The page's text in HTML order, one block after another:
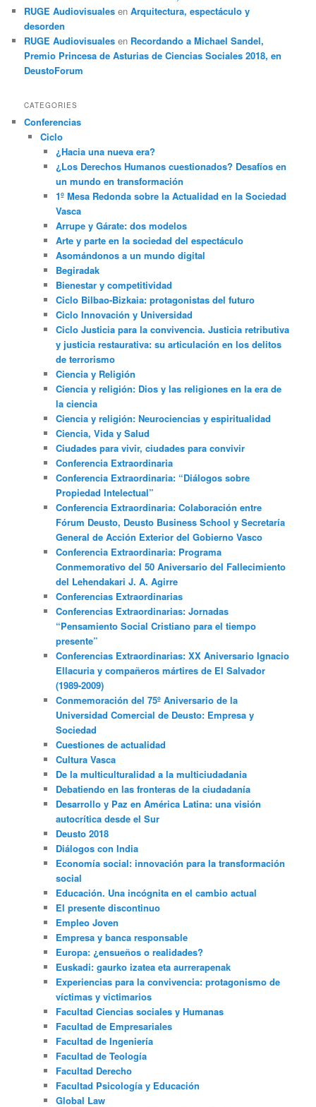
RUGE Audiovisuales enArquitectura, espectáculo y
desorden
RUGE Audiovisuales en Recordando a Michael Sandel,
Premio Princesa de Asturias de Ciencias Sociales 2018, en
DeustoForum
CATEGORIES
Conferencias
Ciclo
¿Hacia una nueva era?
¿Los Derechos Humanos cuestionados? Desafíos en
un mundo en transformación
1º Mesa Redonda sobre la Actualidad en la Sociedad
Vasca
Arrupe y Gárate: dos modelos
Arte y parte en la sociedad del espectáculo
Asomándonos a un mundo digital
Begiradak
Bienestar y competitividad
Ciclo Bilbao-Bizkaia: protagonistas del futuro
Ciclo Innovación y Universidad
Ciclo Justicia para la convivencia. Justicia retributiva
y justicia restaurativa: su articulación en los delitos
de terrorismo
Ciencia y Religión
Ciencia y religión: Dios y las religiones en la era de
la ciencia
Ciencia y religión: Neurociencias y espiritualidad
Ciencia, Vida y Salud
Ciudades para vivir, ciudades para convivir
Conferencia Extraordinaria
Conferencia Extraordinaria: “Diálogos sobre
Propiedad Intelectual”
Conferencia Extraordinaria: Colaboración entre
Fórum Deusto, Deusto Business School y Secretaría
General de Acción Exterior del Gobierno Vasco
Conferencia Extraordinaria: Programa
Conmemorativo del 50 Aniversario del Fallecimiento
del Lehendakari J. A. Agirre
Conferencias Extraordinarias
Conferencias Extraordinarias: Jornadas
“Pensamiento Social Cristiano para el tiempo
presente”
Conferencias Extraordinarias: XX Aniversario Ignacio
Ellacuria y compañeros mártires de El Salvador
(1989-2009)
Conmemoración del 75º Aniversario de la
Universidad Comercial de Deusto: Empresa y
Sociedad
Cuestiones de actualidad
Cultura Vasca
De la multiculturalidad a la multiciudadania
Debatiendo en las fronteras de la ciudadanía
Desarrollo y Paz en América Latina: una visión
autocrítica desde el Sur
Deusto 2018
Diálogos con India
Economía social: innovación para la transformación
social
Educación. Una incógnita en el cambio actual
El presente discontinuo
Empleo Joven
Empresa y banca responsable
Europa: ¿ensueños o realidades?
Euskadi: gaurko izatea eta aurrerapenak
Experiencias para la convivencia: protagonismo de
víctimas y victimarios
Facultad Ciencias sociales y Humanas
Facultad de Empresariales
Facultad de Ingeniería
Facultad de Teología
Facultad Derecho
Facultad Psicología y Educación
Global Law